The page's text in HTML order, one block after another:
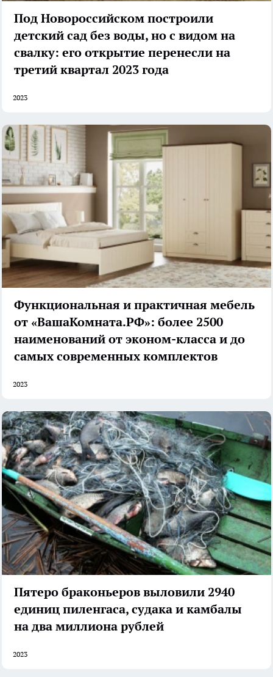
Под Новороссийском построили
детский сад без воды, но с видом на
свалку: его открытие перенесли на
третий квартал 2023 года
2023
Функциональная и практичная мебель
от «ВашаКомната.РФ»: более 2500
наименований от эконом-класса и до
самых современных комплектов
2023
Пятеро браконьеров выловили 2940
единиц пиленгаса, судака и камбалы
на два миллиона рублей
2023